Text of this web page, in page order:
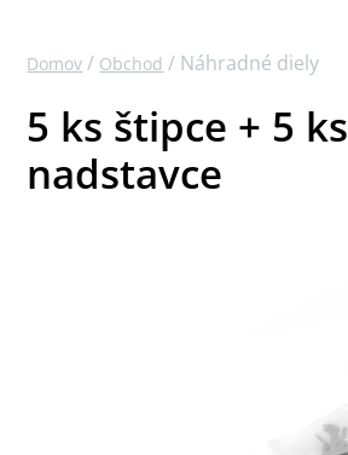
Domov / Obchod / Náhradné diely
5 ks štipce + 5 ks
nadstavce